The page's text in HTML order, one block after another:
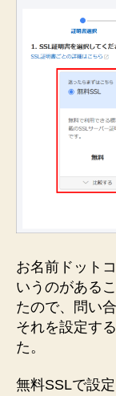
お名前ドット
いうのがある
たので、問い
それを設定す
た。
無料SSLで設